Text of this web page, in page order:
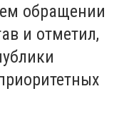
обращении
и отметил,